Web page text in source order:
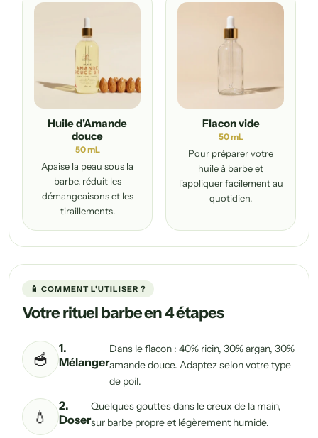
Huile d'Amande
douce
50 mL
Apaise la peau sous la
barbe, réduit les
démangeaisons et les
tiraillements.
Flacon vide
50 mL
Pour préparer votre
huile à barbe et
l'appliquer facilement au
quotidien.
🧴 COMMENT L'UTILISER ?
Votre rituel barbe en 4 étapes
🥣
1.
Mélanger
Dans le flacon : 40% ricin, 30% argan, 30%
amande douce. Adaptez selon votre type
de poil.
💧
2.
Doser
Quelques gouttes dans le creux de la main,
sur barbe propre et légèrement humide.